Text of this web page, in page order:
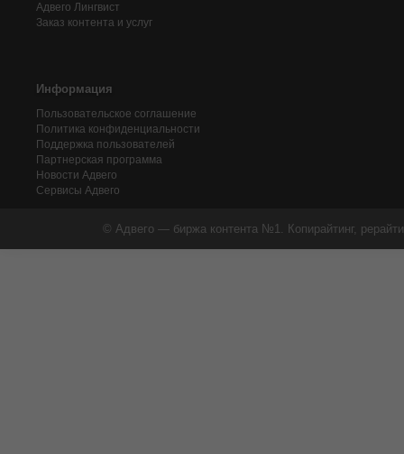
Адвего Лингвист
Заказ контента и услуг
Информация
Пользовательское соглашение
Политика конфиденциальности
Поддержка пользователей
Партнерская программа
Новости Адвего
Сервисы Адвего
© Адвего — биржа контента №1. Копирайтинг,